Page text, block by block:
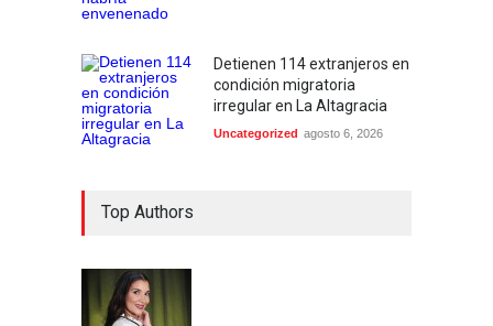
Detienen 114 extranjeros en
condición migratoria
irregular en La Altagracia
Uncategorized agosto 6, 2026
Top Authors